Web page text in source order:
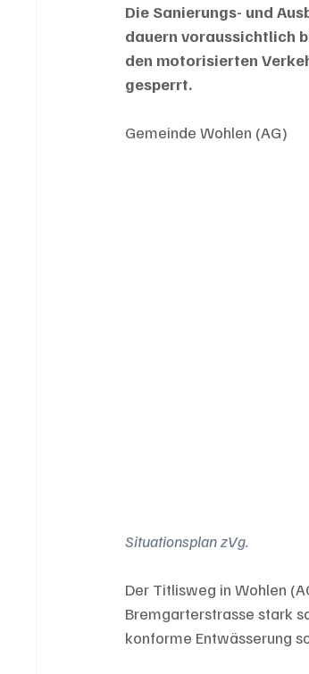
Die Sanierungs- und
dauern voraussichtlich
den motorisierten
gesperrt.
Gemeinde Wohlen (AG)
Situationsplan zVg.
Der Titlisweg in Wohlen
Bremgarterstrasse stark
konforme Entwässerung